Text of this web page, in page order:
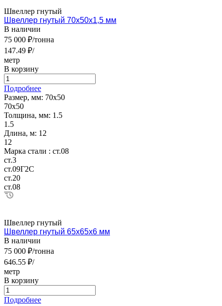
Швеллер гнутый
Швеллер гнутый 70х50х1,5 мм
В наличии
75 000 ₽/тонна
147.49 ₽/
метр
В корзину
Подробнее
Размер, мм: 70х50
70х50
Толщина, мм: 1.5
1.5
Длина, м: 12
12
Марка стали : ст.08
ст.3
ст.09Г2С
ст.20
ст.08
Швеллер гнутый
Швеллер гнутый 65х65х6 мм
В наличии
75 000 ₽/тонна
646.55 ₽/
метр
В корзину
Подробнее